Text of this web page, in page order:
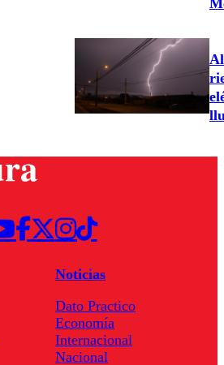
Noticias
Dato Practico
Economía
Internacional
Nacional